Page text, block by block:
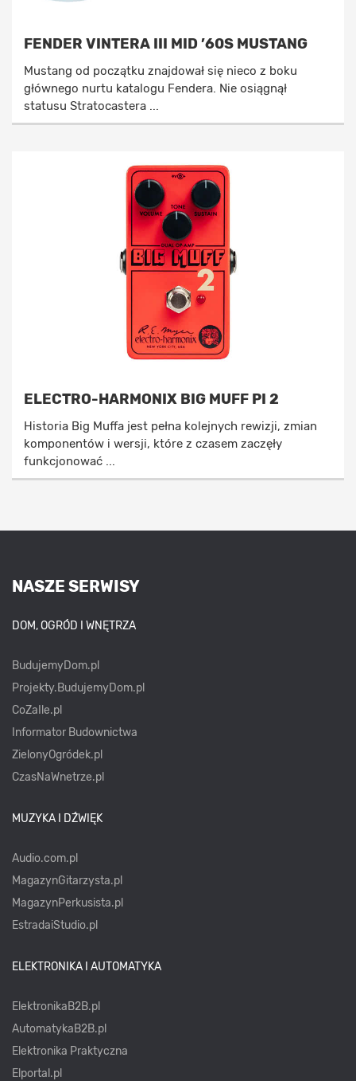
FENDER VINTERA III MID ’60S MUSTANG
Mustang od początku znajdował się nieco z boku
głównego nurtu katalogu Fendera. Nie osiągnął
statusu Stratocastera ...
ELECTRO-HARMONIX BIG MUFF PI 2
Historia Big Muffa jest pełna kolejnych rewizji, zmian
komponentów i wersji, które z czasem zaczęły
funkcjonować ...
NASZE SERWISY
DOM, OGRÓD I WNĘTRZA
BudujemyDom.pl
Projekty.BudujemyDom.pl
CoZaIle.pl
Informator Budownictwa
ZielonyOgródek.pl
CzasNaWnetrze.pl
MUZYKA I DŹWIĘK
Audio.com.pl
MagazynGitarzysta.pl
MagazynPerkusista.pl
EstradaiStudio.pl
ELEKTRONIKA I AUTOMATYKA
ElektronikaB2B.pl
AutomatykaB2B.pl
Elektronika Praktyczna
Elportal.pl